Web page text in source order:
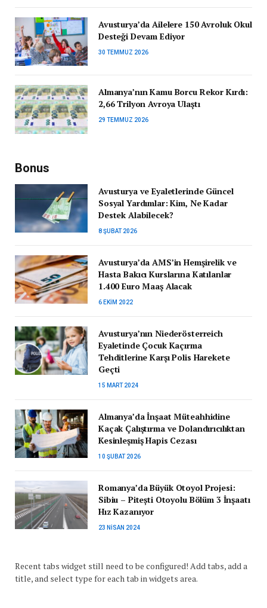
Avusturya’da Ailelere 150 Avroluk Okul
Desteği Devam Ediyor
30 TEMMUZ 2026
Almanya’nın Kamu Borcu Rekor Kırdı:
2,66 Trilyon Avroya Ulaştı
29 TEMMUZ 2026
Bonus
Avusturya ve Eyaletlerinde Güncel
Sosyal Yardımlar: Kim, Ne Kadar
Destek Alabilecek?
8 ŞUBAT 2026
Avusturya’da AMS’in Hemşirelik ve
Hasta Bakıcı Kurslarına Katılanlar
1.400 Euro Maaş Alacak
6 EKIM 2022
Avusturya’nın Niederösterreich
Eyaletinde Çocuk Kaçırma
Tehditlerine Karşı Polis Harekete
Geçti
15 MART 2024
Almanya’da İnşaat Müteahhidine
Kaçak Çalıştırma ve Dolandırıcılıktan
Kesinleşmiş Hapis Cezası
10 ŞUBAT 2026
Romanya’da Büyük Otoyol Projesi:
Sibiu – Pitești Otoyolu Bölüm 3 İnşaatı
Hız Kazanıyor
23 NISAN 2024
Recent tabs widget still need to be configured! Add tabs, add a
title, and select type for each tab in widgets area.